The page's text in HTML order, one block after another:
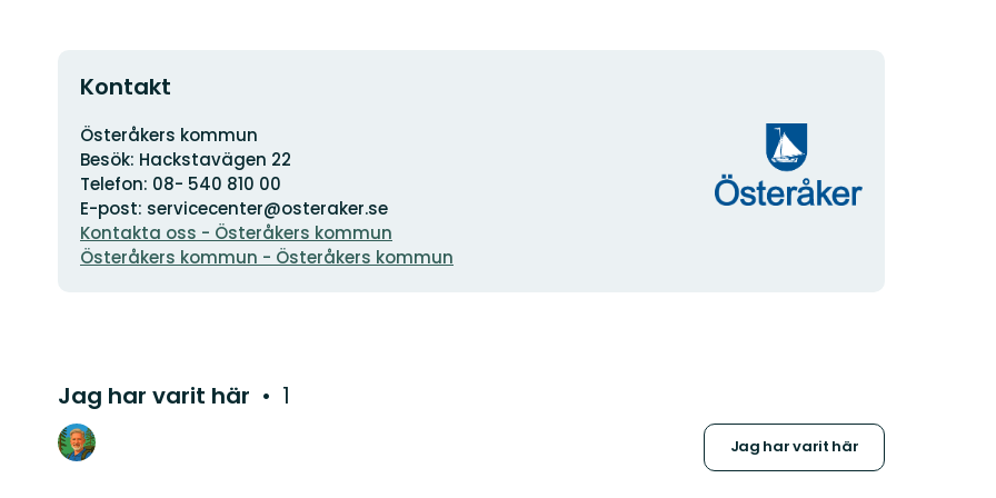
Kontakt
Adress
Österåkers kommun
Besök: Hackstavägen 22
Telefon: 08- 540 810 00
E-post: servicecenter@osteraker.se
Kontakta oss - Österåkers kommun
Österåkers kommun - Österåkers kommun
Organisationens
logotyp
Jag har varit här 1
Jag har varit här